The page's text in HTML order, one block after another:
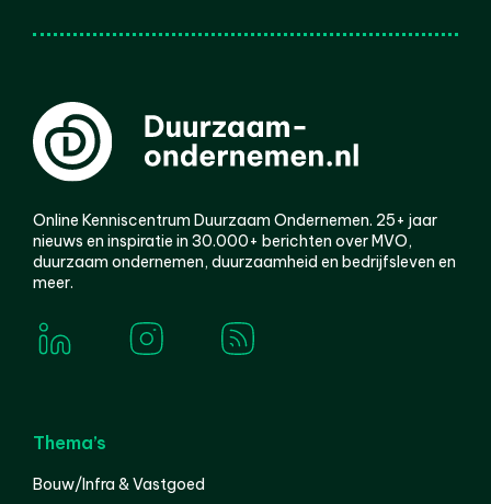
Online Kenniscentrum Duurzaam Ondernemen. 25+ jaar
nieuws en inspiratie in 30.000+ berichten over MVO,
duurzaam ondernemen, duurzaamheid en bedrijfsleven en
meer.
Thema’s
Bouw/Infra & Vastgoed